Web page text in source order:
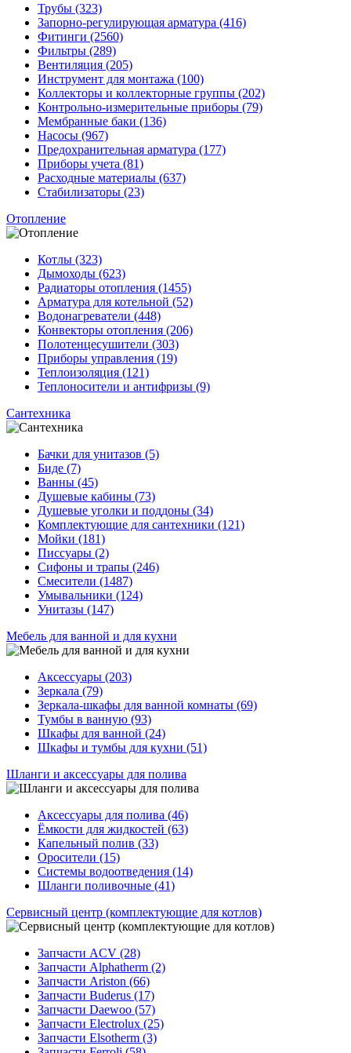
Трубы (323)
Запорно-регулирующая арматура (416)
Фитинги (2560)
Фильтры (289)
Вентиляция (205)
Инструмент для монтажа (100)
Коллекторы и коллекторные группы (202)
Контрольно-измерительные приборы (79)
Мембранные баки (136)
Насосы (967)
Предохранительная арматура (177)
Приборы учета (81)
Расходные материалы (637)
Стабилизаторы (23)
Отопление
Котлы (323)
Дымоходы (623)
Радиаторы отопления (1455)
Арматура для котельной (52)
Водонагреватели (448)
Конвекторы отопления (206)
Полотенцесушители (303)
Приборы управления (19)
Теплоизоляция (121)
Теплоносители и антифризы (9)
Сантехника
Бачки для унитазов (5)
Биде (7)
Ванны (45)
Душевые кабины (73)
Душевые уголки и поддоны (34)
Комплектующие для сантехники (121)
Мойки (181)
Писсуары (2)
Сифоны и трапы (246)
Смесители (1487)
Умывальники (124)
Унитазы (147)
Мебель для ванной и для кухни
Аксессуары (203)
Зеркала (79)
Зеркала-шкафы для ванной комнаты (69)
Тумбы в ванную (93)
Шкафы для ванной (24)
Шкафы и тумбы для кухни (51)
Шланги и аксессуары для полива
Аксессуары для полива (46)
Ёмкости для жидкостей (63)
Капельный полив (33)
Оросители (15)
Системы водоотведения (14)
Шланги поливочные (41)
Сервисный центр (комплектующие для котлов)
Запчасти ACV (28)
Запчасти Alphatherm (2)
Запчасти Ariston (66)
Запчасти Buderus (17)
Запчасти Daewoo (57)
Запчасти Electrolux (25)
Запчасти Elsotherm (3)